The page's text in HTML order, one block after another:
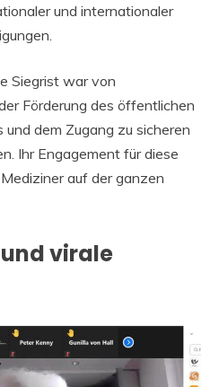
und internationaler
Siegrist war von
Förderung des öffentlichen
dem Zugang zu sicheren
Ihr Engagement für diese
auf der ganzen
virale